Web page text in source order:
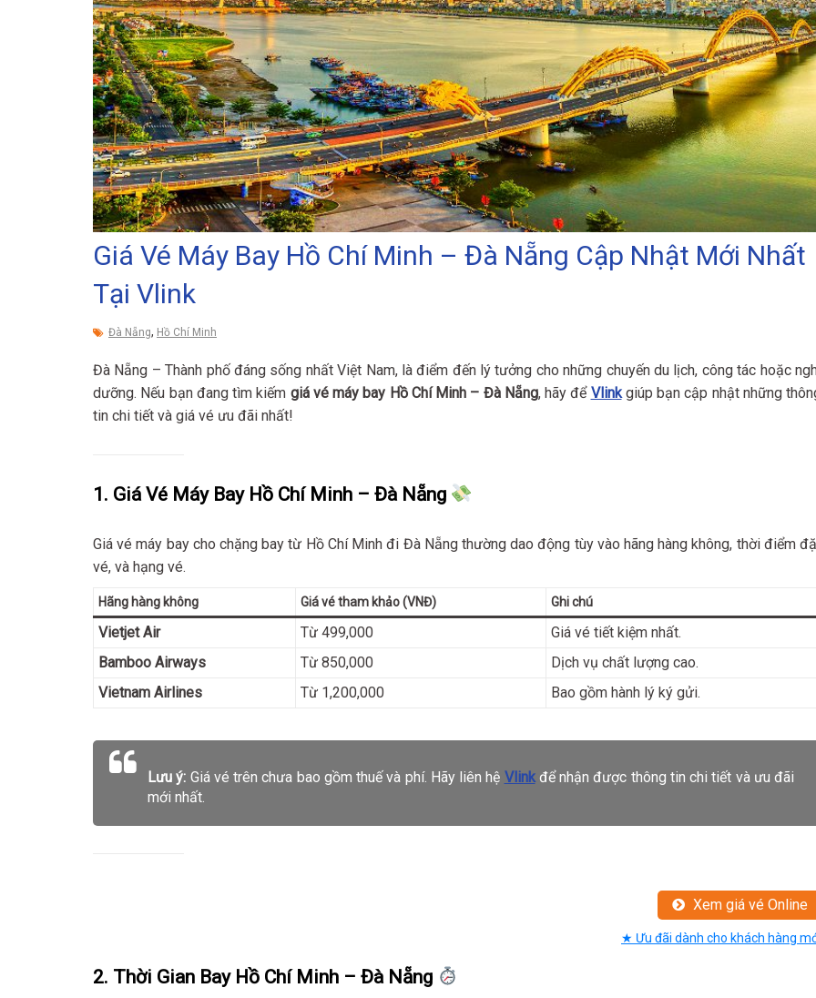
Giá Vé Máy Bay Hồ Chí Minh – Đà Nẵng Cập Nhật Mới Nhất
Tại Vlink
Đà Nẵng, Hồ Chí Minh
Đà Nẵng – Thành phố đáng sống nhất Việt Nam, là điểm đến lý tưởng cho những chuyến du lịch, công tác hoặc
dưỡng. Nếu bạn đang tìm kiếm giá vé máy bay Hồ Chí Minh – Đà Nẵng, hãy để Vlinkgiúp bạn cập nhật những
tin chi tiết và giá vé ưu đãi nhất!
1. Giá Vé Máy Bay Hồ Chí Minh – Đà Nẵng
Giá vé máy bay cho chặng bay từ Hồ Chí Minh đi Đà Nẵng thường dao động tùy vào hãng hàng không, thời điểm
vé, và hạng vé.
Hãng hàng không Giá vé tham khảo (VNĐ) Ghi chú
Vietjet Air Từ 499,000
Giá vé tiết kiệm nhất.
Bamboo Airways
Từ 850,000
Dịch vụ chất lượng cao.
Vietnam Airlines
Từ 1,200,000 Bao gồm hành lý ký gửi.
Lưu ý: Giá vé trên chưa bao gồm thuế và phí. Hãy liên hệ Vlinkđể nhận được thông tin chi tiết và ưu đãi
mới nhất.
Xem giá vé Online
★ Ưu đãi dành cho khách hàng
2. Thời Gian Bay Hồ Chí Minh – Đà Nẵng